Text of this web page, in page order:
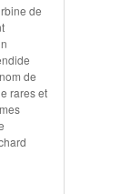
de
de
rares et